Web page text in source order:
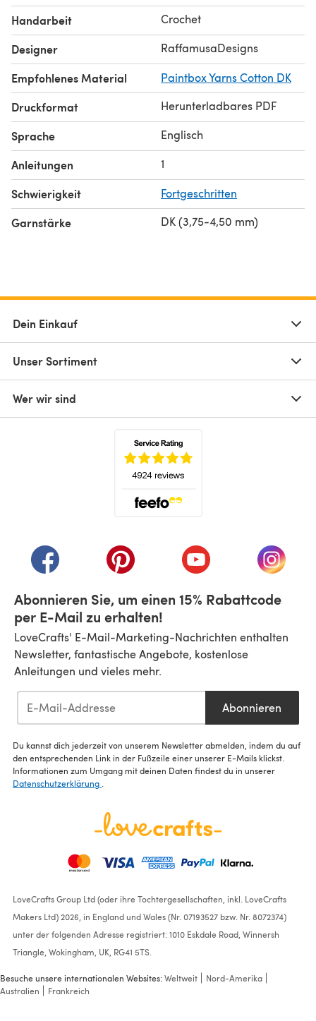
Handarbeit Crochet
Designer RaffamusaDesigns
Empfohlenes Material Paintbox Yarns Cotton DK
Druckformat Herunterladbares PDF
Sprache Englisch
Anleitungen 1
Schwierigkeit Fortgeschritten
Garnstärke DK (3,75-4,50 mm)
Dein Einkauf
Unser Sortiment
Wer wir sind
(öffnet sich in einem neuen Tab)
(öffnet sich in einem neuen Tab)
(öffnet sich in einem
(öffnet
Abonnieren Sie, um einen 15% Rabattcode
per E-Mail zu erhalten!
LoveCrafts' E-Mail-Marketing-Nachrichten enthalten
Newsletter, fantastische Angebote, kostenlose
Anleitungen und vieles mehr.
Abonnieren
Du kannst dich jederzeit von unserem Newsletter abmelden, indem du auf
den entsprechenden Link in der Fußzeile einer unserer E-Mails klickst.
Informationen zum Umgang mit deinen Daten findest du in unserer
Datenschutzerklärung
LoveCrafts Group Ltd (oder ihre Tochtergesellschaften, inkl. LoveCrafts
Makers Ltd) 2026, in England und Wales (Nr. 07193527 bzw. Nr. 8072374)
unter der folgenden Adresse registriert: 1010 Eskdale Road, Winnersh
Triangle, Wokingham, UK, RG41 5TS.
Besuche unsere internationalen Websites:Weltweit
Nord-Amerika
Australien
Frankreich